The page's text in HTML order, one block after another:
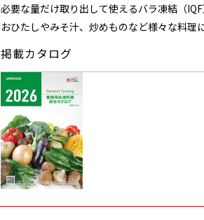
必要な量だけ取り出して使えるバラ凍結（IQF
おひたしやみそ汁、炒めものなど様々な料理
掲載カタログ